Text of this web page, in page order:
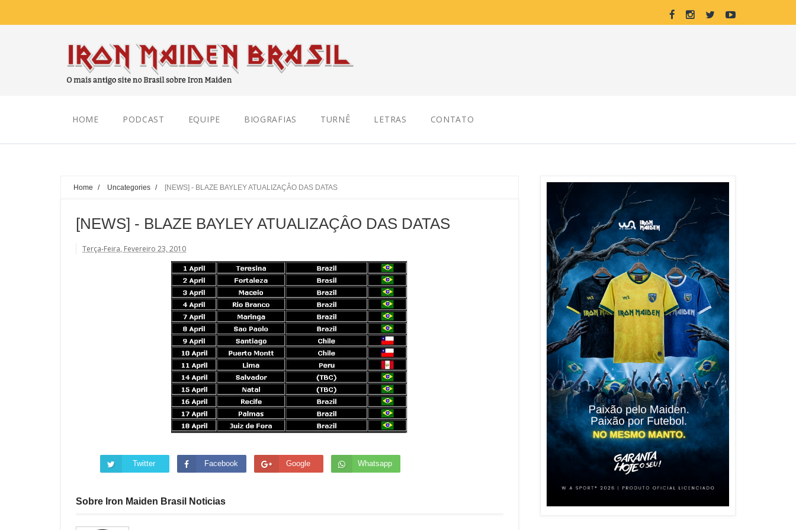
HOME PODCAST EQUIPE BIOGRAFIAS TURNÊ LETRAS CONTATO
Home / Uncategories / [NEWS] - BLAZE BAYLEY ATUALIZAÇÂO DAS DATAS
[NEWS] - BLAZE BAYLEY ATUALIZAÇÂO DAS DATAS
Terça-Feira, Fevereiro 23, 2010
Twitter Facebook Google Whatsapp
Sobre Iron Maiden Brasil Noticias